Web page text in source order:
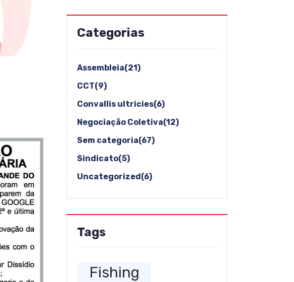
Categorias
Assembleia(21)
CCT(9)
Convallis ultricies(6)
Negociação Coletiva(12)
Sem categoria(67)
Sindicato(5)
Uncategorized(6)
Tags
Fishing